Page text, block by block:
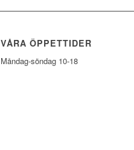
VÅRA ÖPPETTIDER
Måndag-söndag 10-18